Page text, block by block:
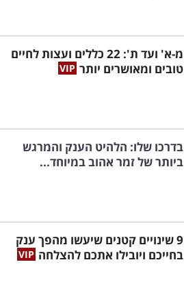
מ-א' ועד ת': 22 כללים ועצות לחיים
טובים ומאושרים יותר
בדרכו שלו: הלהיט הענק והמרגש
ביותר של זמר אהוב במיוחד...
9 שינויים קטנים שיעשו מהפך ענק
בחייכם ויובילו אתכם להצלחה